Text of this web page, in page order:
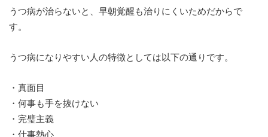
うつ病が治らないと、早朝覚醒も治りにくいためだからで
す。
うつ病になりやすい人の特徴としては以下の通りです。
・真面目
・何事も手を抜けない
・完璧主義
・仕事熱心